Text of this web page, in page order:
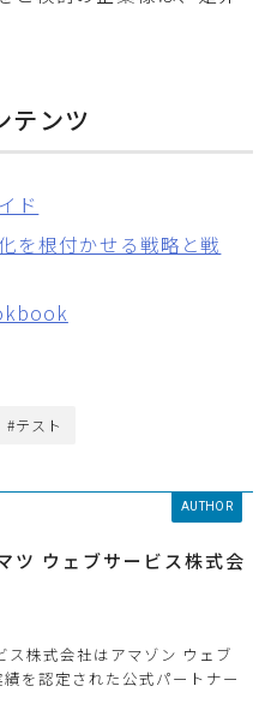
テンツ
ド
を根付かせる戦略と戦
#テスト
AUTHOR
ツ ウェブサービス株式会
株式会社はアマゾン ウェブ
を認定された公式パートナー